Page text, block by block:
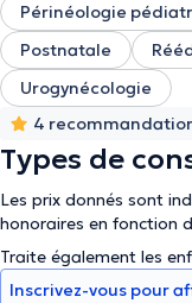
Périnéologie
Postnatale
Urogynécologie
4
Types de
Les prix donnés sont
honoraires en fonction
Traite également les
Inscrivez-vous pour